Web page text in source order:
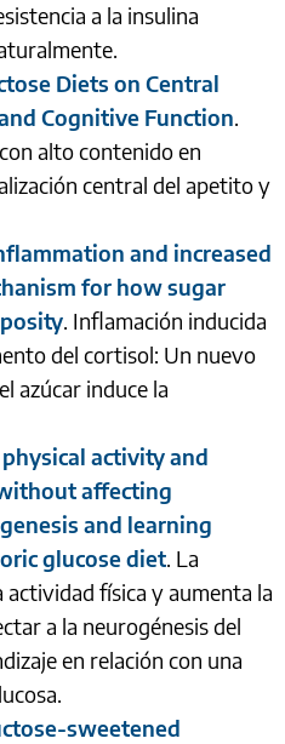
a la insulina
Diets on Central
Cognitive Function.
alto contenido en
central del apetito y
and increased
for how sugar
. Inflamación inducida
del cortisol: Un nuevo
azúcar induce la
activity and
affecting
and learning
glucose diet. La
física y aumenta la
a la neurogénesis del
en relación con una
sweetened